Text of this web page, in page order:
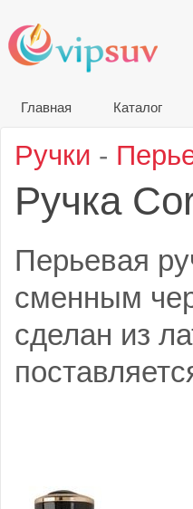
Главная Каталог
Ручки -
Ручка
Перьевая
сменным
сделан из